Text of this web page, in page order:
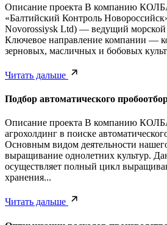
Описание проекта В компанию
«Балтийский Контроль
Novorossiysk Ltd) — ведущий морской
Ключевое направление компании —
зерновых, масличных и бобовых
Читать дальше
Подбор автоматического
Описание проекта В компанию
агрохолдинг в поиске
Основным видом деятельности нашего
выращивание однолетних культур.
осуществляет полный цикл
хранения...
Читать дальше